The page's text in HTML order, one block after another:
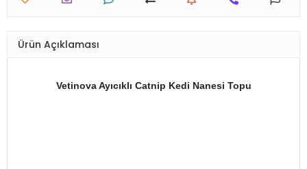
Ürün Açıklaması
Vetinova Ayıcıklı Catnip Kedi Nanesi Topu